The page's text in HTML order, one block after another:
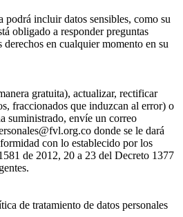
incluir datos sensibles, como su
obligado a responder preguntas
derechos en cualquier momento en su
gratuita), actualizar, rectificar
fraccionados que induzcan al error) o
suministrado, envíe un correo
donde se le dará
con lo establecido por los
de 2012, 20 a 23 del Decreto 1377
de tratamiento de datos personales